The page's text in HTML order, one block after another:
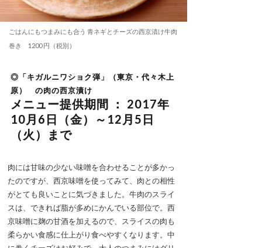
ごはんにもつまみにも合う 青ネギとチーズの西京漬け牛肉
巻き 1200 円（税別）
◎「キガルニワショク弾」（東京・代々木上
原） の肉の西京漬け
メニュー提供期間 ： 2017年
10月6日（金）～12月5日
（火）まで
肉には甘味の少ない味噌を合わせることが多かっ
たのですが、西京味噌を使ってみて、肉との相性
がとても良いことに気づきました。牛肉のスライ
スは、できれば脂が多めにかんでいる部位で。西
京味噌に麹の甘酒を加えるので、スライスの肉も
柔らかい食感に仕上がり食べやすくなります。中